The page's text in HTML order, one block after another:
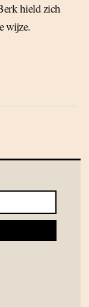
hield zich
wijze.